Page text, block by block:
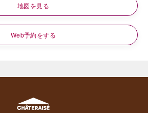
地図を見る
Web予約をする